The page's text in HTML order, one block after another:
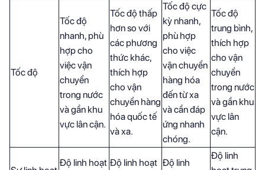
Tốc độ
Tốc độ
nhanh, phù
hợp cho
việc vận
chuyển
trong nước
và gần khu
vực lân cận.
Tốc độ thấp
hơn so với
các phương
thức khác,
thích hợp
cho vận
chuyển hàng
hóa quốc tế
và xa.
Tốc độ cực
kỳ nhanh,
phù hợp
cho việc
vận chuyển
hàng hóa
đến từ xa
và cần đáp
ứng nhanh
chóng.
Tốc độ
trung bình,
thích hợp
cho vận
chuyển
trong nước
và gần khu
vực lân
cận.
Độ linh hoạt Độ linh hoạt Độ linh
Độ linh